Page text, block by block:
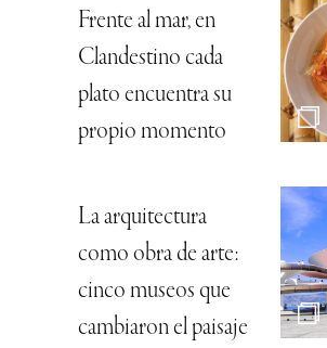
Frente al mar, en
Clandestino cada
plato encuentra su
propio momento
La arquitectura
como obra de arte:
cinco museos que
cambiaron el paisaje